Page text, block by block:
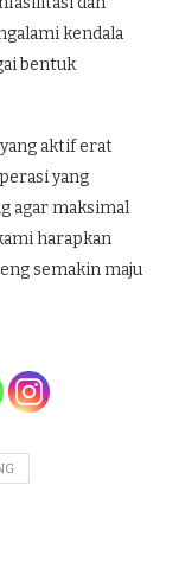
kendala
bentuk
yang aktif erat
yang
agar maksimal
harapkan
semakin maju